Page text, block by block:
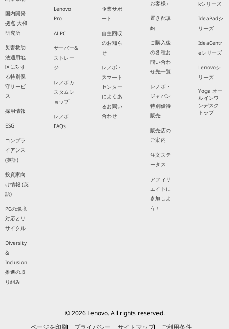
国内開発
拠点 大和
研究所
災害救助
法適用地
区に対す
る特別保
守サービ
ス
採用情報
ESG
コンプラ
イアンス
(英語)
投資家向
け情報 (英
語)
PCの環境
対応とリ
サイクル
Diversity
&
Inclusion
推進の取
り組み
Lenovo
Pro
AI PC
サーバー&
ストレー
ジ
レノボカ
スタムシ
ョップ
レノボ
FAQs
企業サポ
ート
自主回収
のお知ら
せ
レノボ・
スマート
センター
によくあ
るお問い
合わせ
お客様）
置き配規
約
ご購入後
の各種お
問い合わ
せ先一覧
レノボ・
ジャパン
特別優待
販売
販売店の
ご案内
注文ステ
ータス
アフィリ
エイトに
参加しよ
う！
kシリーズ
IdeaPadシ
リーズ
IdeaCentr
eシリーズ
Lenovoシ
リーズ
Yoga オー
ルインワ
ンデスク
トップ
© 2026 Lenovo. All rights reserved.